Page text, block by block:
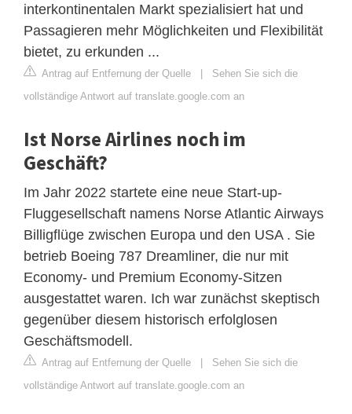
interkontinentalen Markt spezialisiert hat und
Passagieren mehr Möglichkeiten und Flexibilität
bietet, zu erkunden ...
Antrag auf Entfernung der Quelle | Sehen Sie sich die
vollständige Antwort auf translate.google.com an
Ist Norse Airlines noch im
Geschäft?
Im Jahr 2022 startete eine neue Start-up-
Fluggesellschaft namens Norse Atlantic Airways
Billigflüge zwischen Europa und den USA . Sie
betrieb Boeing 787 Dreamliner, die nur mit
Economy- und Premium Economy-Sitzen
ausgestattet waren. Ich war zunächst skeptisch
gegenüber diesem historisch erfolglosen
Geschäftsmodell.
Antrag auf Entfernung der Quelle | Sehen Sie sich die
vollständige Antwort auf translate.google.com an